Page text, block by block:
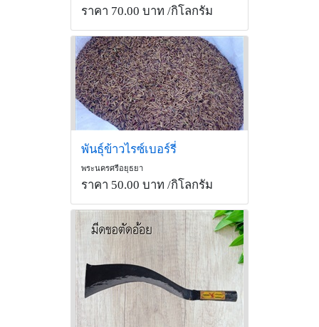
ราคา 70.00 บาท /กิโลกรัม
พันธุ์ข้าวไรซ์เบอร์รี่
พระนครศรีอยุธยา
ราคา 50.00 บาท /กิโลกรัม